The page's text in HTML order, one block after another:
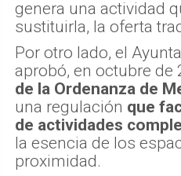
genera una actividad
sustituirla, la oferta
Por otro lado, el
aprobó, en octubre de
de la Ordenanza de
una regulación que
de actividades
la esencia de los
proximidad.